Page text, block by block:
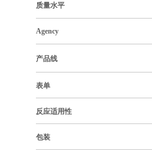
质量水平
Agency
产品线
表单
反应适用性
包装